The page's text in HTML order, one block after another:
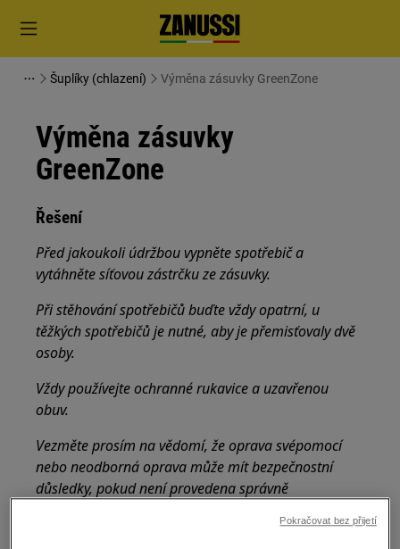
Šuplíky (chlazení) Výměna zásuvky GreenZone
Výměna zásuvky
GreenZone
Řešení
Před jakoukoli údržbou vypněte spotřebič a
vytáhněte síťovou zástrčku ze zásuvky.
Při stěhování spotřebičů buďte vždy opatrní, u
těžkých spotřebičů je nutné, aby je přemisťovaly dvě
osoby.
Vždy používejte ochranné rukavice a uzavřenou
obuv.
Vezměte prosím na vědomí, že oprava svépomocí
nebo neodborná oprava může mít bezpečnostní
důsledky, pokud není provedena správně
Pokračovat bez přijetí